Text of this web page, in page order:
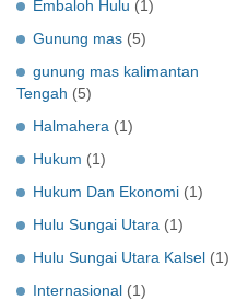
Embaloh Hulu (1)
Gunung mas (5)
gunung mas kalimantan
Tengah (5)
Halmahera (1)
Hukum (1)
Hukum Dan Ekonomi (1)
Hulu Sungai Utara (1)
Hulu Sungai Utara Kalsel (1)
Internasional (1)